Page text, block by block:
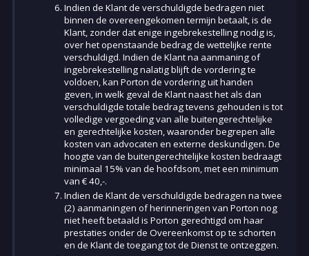
Indien de Klant de verschuldigde bedragen niet
binnen de overeengekomen termijn betaalt, is de
Klant, zonder dat enige ingebrekestelling nodig is,
over het openstaande bedrag de wettelijke rente
verschuldigd. Indien de Klant na aanmaning of
ingebrekestelling nalatig blijft de vordering te
voldoen, kan Porton de vordering uit handen
geven, in welk geval de Klant naast het als dan
verschuldigde totale bedrag tevens gehouden is tot
volledige vergoeding van alle buitengerechtelijke
en gerechtelijke kosten, waaronder begrepen alle
kosten van advocaten en externe deskundigen. De
hoogte van de buitengerechtelijke kosten bedraagt
minimaal 15% van de hoofdsom, met een minimum
van € 40,-.
Indien de Klant de verschuldigde bedragen na twee
(2) aanmaningen of herinneringen van Porton nog
niet heeft betaald is Porton gerechtigd om haar
prestaties onder de Overeenkomst op te schorten
en de Klant de toegang tot de Dienst te ontzeggen.